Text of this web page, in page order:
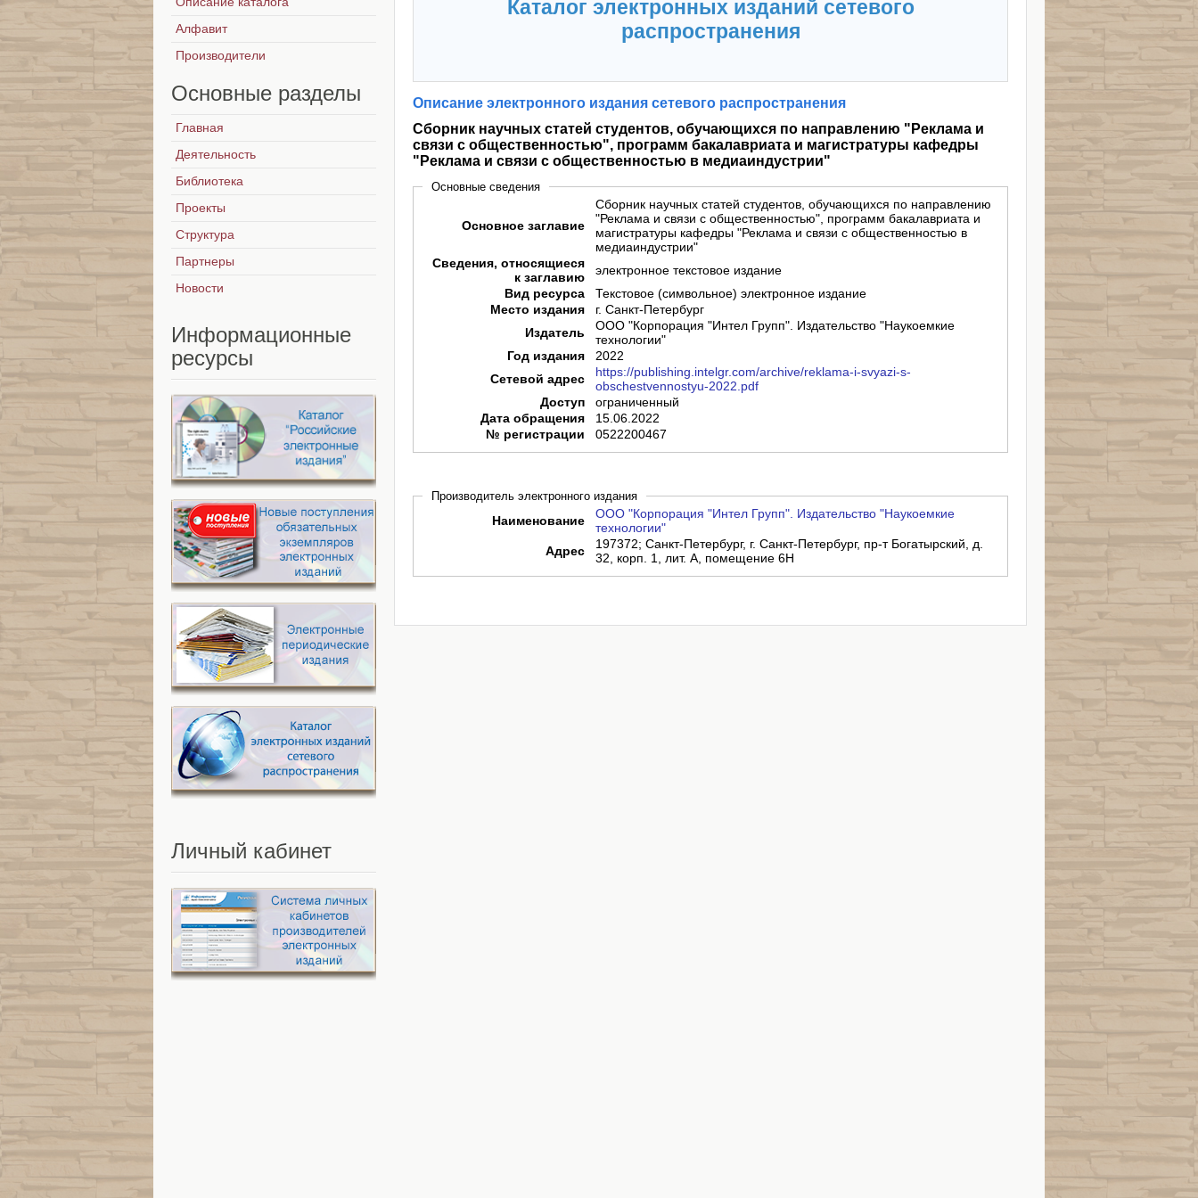
Каталог электронных изданий сетевого
распространения
Описание электронного издания сетевого распространения
Сборник научных статей студентов, обучающихся по направлению "Реклама и
связи с общественностью", программ бакалавриата и магистратуры кафедры
"Реклама и связи с общественностью в медиаиндустрии"
Основные сведения
Основное заглавие
Сборник научных статей студентов, обучающихся по направлению
"Реклама и связи с общественностью", программ бакалавриата и
магистратуры кафедры "Реклама и связи с общественностью в
медиаиндустрии"
Сведения, относящиеся
к заглавию
электронное текстовое издание
Вид ресурса
Текстовое (символьное) электронное издание
Место издания
г. Санкт-Петербург
Издатель
ООО "Корпорация "Интел Групп". Издательство "Наукоемкие
технологии"
Год издания
2022
Сетевой адрес
https://publishing.intelgr.com/archive/reklama-i-svyazi-s-
obschestvennostyu-2022.pdf
Доступ
ограниченный
Дата обращения
15.06.2022
№ регистрации
0522200467
Производитель электронного издания
Наименование
ООО "Корпорация "Интел Групп". Издательство "Наукоемкие
технологии"
Адрес
197372; Санкт-Петербург, г. Санкт-Петербург, пр-т Богатырский, д.
32, корп. 1, лит. А, помещение 6Н
Алфавит
Производители
Основные разделы
Главная
Деятельность
Библиотека
Проекты
Структура
Партнеры
Новости
Информационные
ресурсы
Личный кабинет